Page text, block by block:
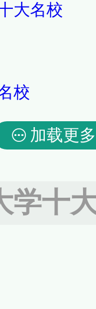
大名校
校
加载更多
学十